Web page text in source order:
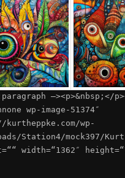
–><p>&nbsp;</
wp-image-51374″
wp-
Station4/mock397/
width=“1362″